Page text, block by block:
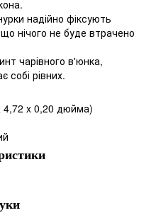
надійно фіксують
нічого не буде втрачено
чарівного в'юнка,
собі рівних.
4,72 x 0,20 дюйма)